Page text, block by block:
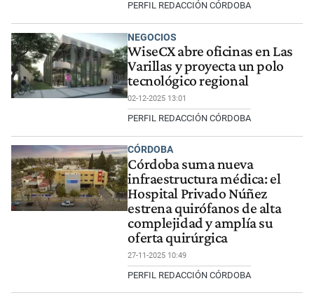
PERFIL REDACCIÓN CÓRDOBA
NEGOCIOS
WiseCX abre oficinas en Las
Varillas y proyecta un polo
tecnológico regional
02-12-2025 13:01
PERFIL REDACCIÓN CÓRDOBA
CÓRDOBA
Córdoba suma nueva
infraestructura médica: el
Hospital Privado Núñez
estrena quirófanos de alta
complejidad y amplía su
oferta quirúrgica
27-11-2025 10:49
PERFIL REDACCIÓN CÓRDOBA